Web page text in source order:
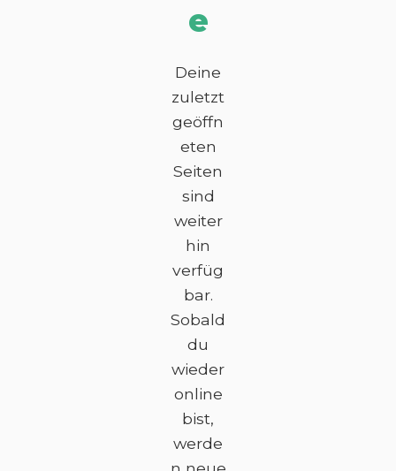
e
Deine
zuletzt
geöffn
eten
Seiten
sind
weiter
hin
verfüg
bar.
Sobald
du
wieder
online
bist,
werde